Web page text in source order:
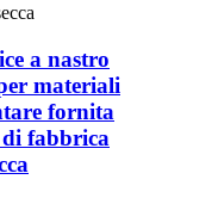
a nastro
materiali
fornita
fabbrica